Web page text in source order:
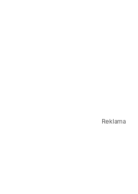
Reklama